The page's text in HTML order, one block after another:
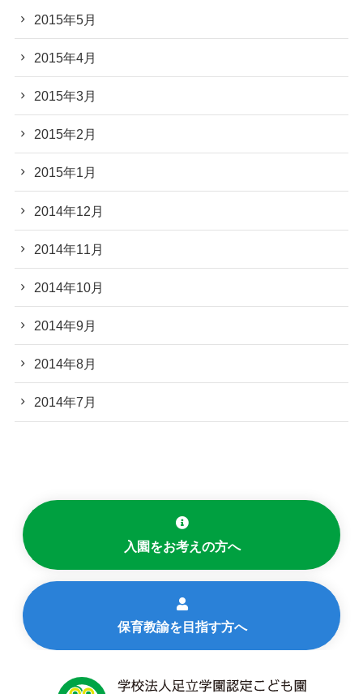
2015年5月
2015年4月
2015年3月
2015年2月
2015年1月
2014年12月
2014年11月
2014年10月
2014年9月
2014年8月
2014年7月
入園をお考えの方へ
保育教諭を目指す方へ